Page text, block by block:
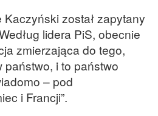
Kaczyński został zapytany
lidera PiS, obecnie
zmierzająca do tego,
i to państwo
– pod
i Francji”.